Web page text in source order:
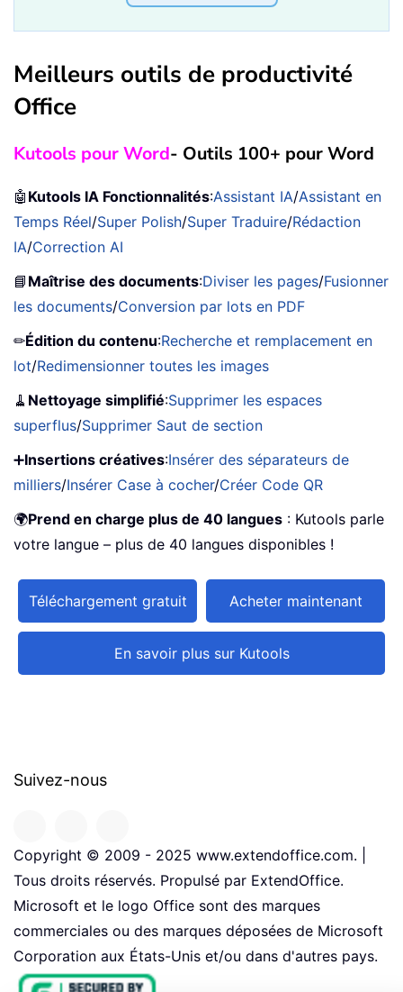
Meilleurs outils de productivité
Office
Kutools pour Word- Outils 100+ pour Word
🤖 Kutools IA Fonctionnalités:Assistant IA/Assistant en
Temps Réel/Super Polish/Super Traduire/Rédaction
IA/Correction AI
📘 Maîtrise des documents:Diviser les pages/Fusionner
les documents/Conversion par lots en PDF
✏Édition du contenu:Recherche et remplacement en
lot/Redimensionner toutes les images
🧹 Nettoyage simplifié:Supprimer les espaces
superflus/Supprimer Saut de section
➕Insertions créatives:Insérer des séparateurs de
milliers/Insérer Case à cocher/Créer Code QR
🌍Prend en charge plus de 40 langues : Kutools parle
votre langue – plus de 40 langues disponibles !
Téléchargement gratuit Acheter maintenant
En savoir plus sur Kutools
Suivez-nous
Copyright © 2009 - 2025 www.extendoffice.com. |
Tous droits réservés. Propulsé par ExtendOffice.
Microsoft et le logo Office sont des marques
commerciales ou des marques déposées de Microsoft
Corporation aux États-Unis et/ou dans d'autres pays.